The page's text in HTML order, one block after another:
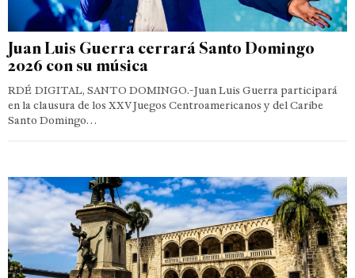
Juan Luis Guerra cerrará Santo Domingo
2026 con su música
RDÉ DIGITAL, SANTO DOMINGO.-Juan Luis Guerra participará
en la clausura de los XXV Juegos Centroamericanos y del Caribe
Santo Domingo…